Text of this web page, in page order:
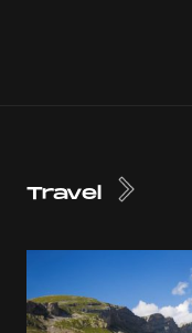
Travel